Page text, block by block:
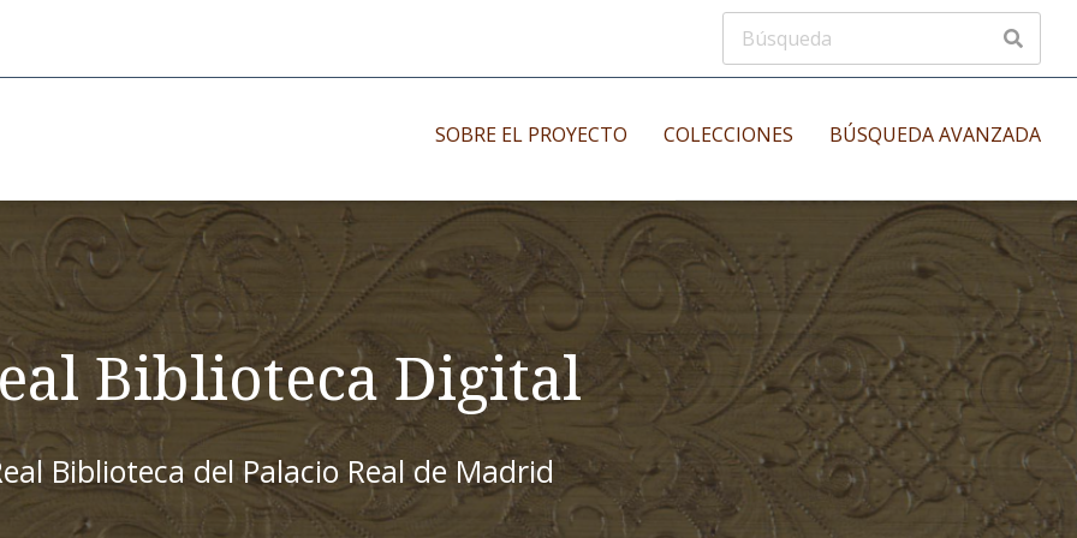
SOBRE EL PROYECTO COLECCIONES
Impresos antiguos
Impresos modernos
Impresos menores
Manuscritos musicales
Incunables
BÚSQUEDA AVANZADA
Biblioteca Digital
Biblioteca del Palacio Real de Madrid